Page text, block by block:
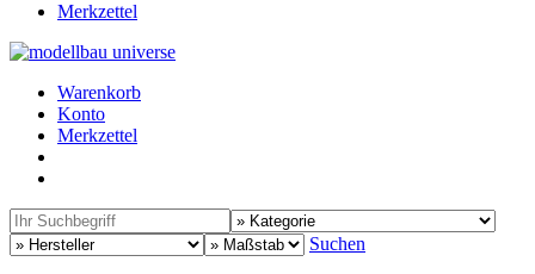
Merkzettel
Warenkorb
Konto
Merkzettel
Suchen